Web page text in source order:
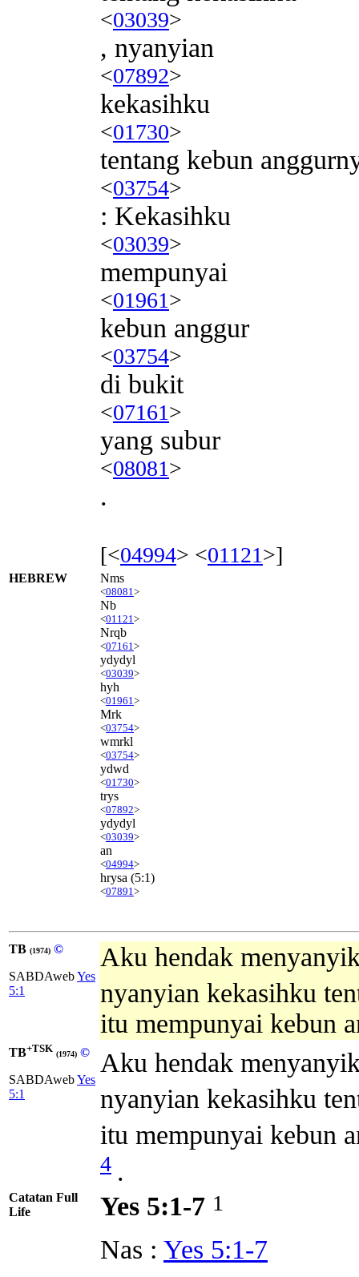
<03039>
, nyanyian
<07892>
kekasihku
<01730>
tentang kebun
<03754>
: Kekasihku
<03039>
mempunyai
<01961>
kebun anggur
<03754>
di bukit
<07161>
yang subur
<08081>
.
[<04994> <01121>]
HEBREW Nms
<08081 >
Nb
<01121 >
Nrqb
<07161 >
ydydyl
<03039>
hyh
<01961 >
Mrk
<03754>
wmrkl
<03754>
ydwd
<01730>
trys
<07892>
ydydyl
<03039>
an
<04994>
hrysa (5:1)
<07891 >
TB (1974) ©
SABDAwebYes
5:1
Aku hendak
nyanyian kekasihku
itu mempunyai kebun
TB+TSK (1974) ©
SABDAwebYes
5:1
Aku hendak
nyanyian kekasihku
itu mempunyai kebun
4 .
Catatan Full
Life
Yes 5:1-7 1
Nas : Yes 5:1-7